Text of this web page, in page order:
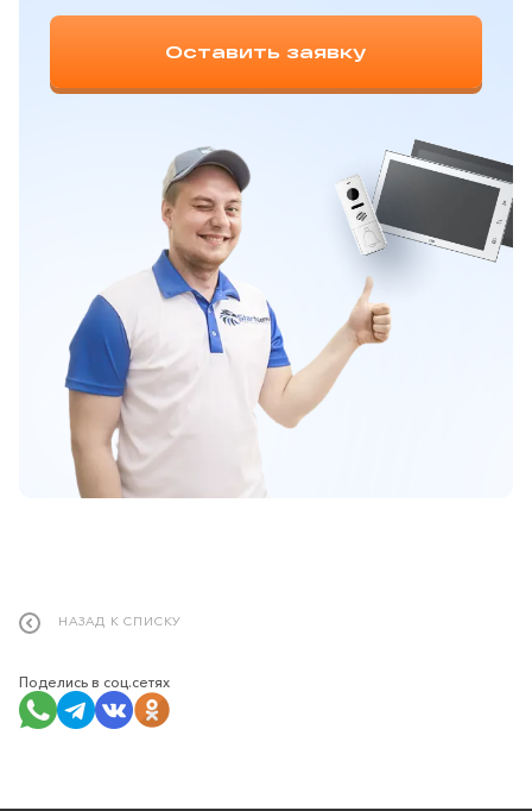
Оставить заявку
НАЗАД К СПИСКУ
Поделись в соц.сетях